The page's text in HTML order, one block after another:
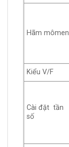
Hãm mômen
Kiểu V/F
Cài đặt tần
số